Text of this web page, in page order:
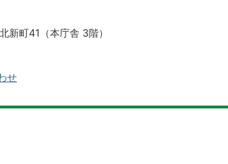
町41（本庁舎 3階）
せ